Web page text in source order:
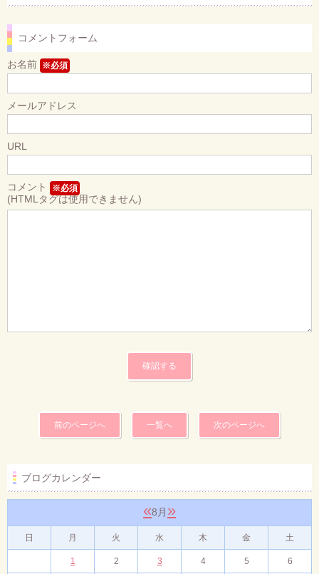
コメントフォーム
お名前 ※必須
メールアドレス
URL
コメント ※必須
(HTMLタグは使用できません)
前のページへ 一覧へ 次のページへ
ブログカレンダー
«8月 »
日 月 火 水 木 金 土
1 2 3 4 5 6